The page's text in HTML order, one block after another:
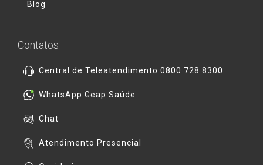
Blog
Contatos
Central de Teleatendimento 0800 728 8300
WhatsApp Geap Saúde
Chat
Atendimento Presencial